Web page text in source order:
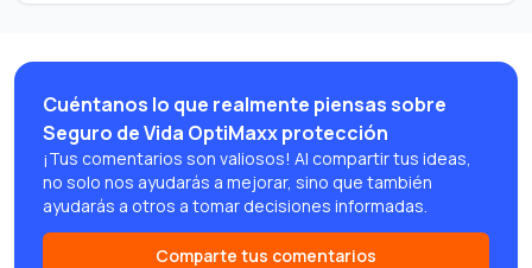
Cuéntanos lo que realmente piensas sobre
Seguro de Vida OptiMaxx protección
¡Tus comentarios son valiosos! Al compartir tus ideas,
no solo nos ayudarás a mejorar, sino que también
ayudarás a otros a tomar decisiones informadas.
Comparte tus comentarios